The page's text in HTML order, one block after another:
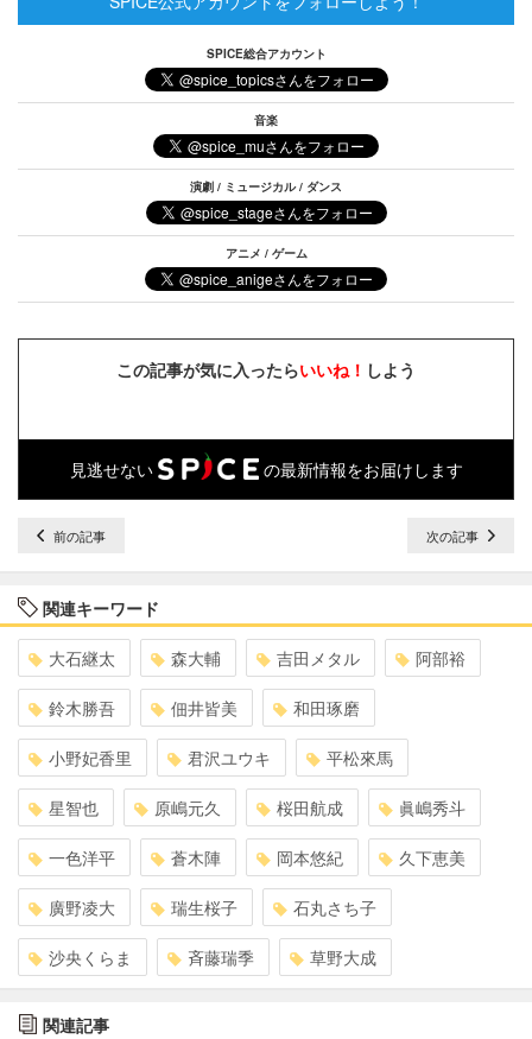
SPICE総合アカウント
音楽
演劇 / ミュージカル / ダンス
アニメ / ゲーム
この記事が気に入ったらいいね！ しよう
見逃せない の最新情報をお届けします
前の記事 次の記事
関連キーワード
大石継太 森大輔 吉田メタル 阿部裕
鈴木勝吾 佃井皆美 和田琢磨
小野妃香里 君沢ユウキ 平松來馬
星智也 原嶋元久 桜田航成 眞嶋秀斗
一色洋平 蒼木陣 岡本悠紀 久下恵美
廣野凌大 瑞生桜子 石丸さち子
沙央くらま 斉藤瑞季 草野大成
関連記事